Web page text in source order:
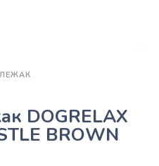
ЛЕЖАК
DOGRELAX
BROWN